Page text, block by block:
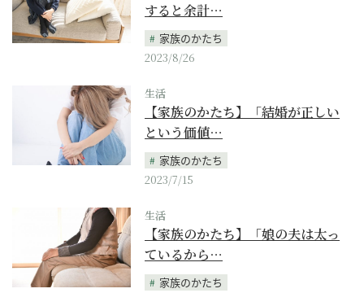
すると余計…
家族のかたち
2023/8/26
生活
【家族のかたち】「結婚が正しい
という価値…
家族のかたち
2023/7/15
生活
【家族のかたち】「娘の夫は太っ
ているから…
家族のかたち